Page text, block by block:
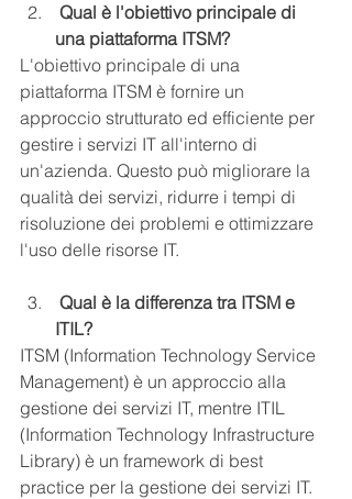
Qual è l'obiettivo principale di
una piattaforma ITSM?
L'obiettivo principale di una
piattaforma ITSM è fornire un
approccio strutturato ed efficiente per
gestire i servizi IT all'interno di
un'azienda. Questo può migliorare la
qualità dei servizi, ridurre i tempi di
risoluzione dei problemi e ottimizzare
l'uso delle risorse IT.
Qual è la differenza tra ITSM e
ITIL?
ITSM (Information Technology Service
Management) è un approccio alla
gestione dei servizi IT, mentre ITIL
(Information Technology Infrastructure
Library) è un framework di best
practice per la gestione dei servizi IT.